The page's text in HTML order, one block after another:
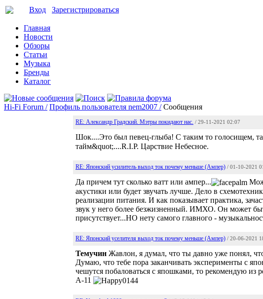
Вход Зарегистрироваться
Главная
Новости
Обзоры
Статьи
Музыка
Бренды
Каталог
Hi-Fi Forum / Профиль пользователя nem2007 / Сообщения
RE: Александр Градский. Мэтры покидают нас. / 29-11-2021 02:07
Шок....Это был певец-глыба! С таким то голосищем,
тайм&quot;....R.I.P. Царствие Небесное.
RE: Японский усилитель выход ток почему меньше (Ампер) / 01-10-2021
Да причем тут сколько ватт или ампер...
акустики или будет звучать лучше. Дело в
реализации питания. И как показывает практика,
звук у него более безжизненный. ИМХО. Он может
присутствует...НО нету самого главного -
RE: Японский уселителя выход ток почему меньше (Ампер) / 20-06-2021
Темучин Жавлон, я думал, что ты давно уже понял,
Думаю, что тебе пора заканчивать эксперименты с
чешутся побаловаться с япошками, то рекомендую
A-11